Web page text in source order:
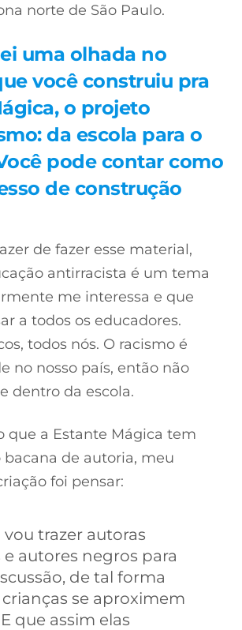
norte de São Paulo.
uma olhada no
você construiu pra
o projeto
da escola para o
pode contar como
de construção
de fazer esse material,
antirracista é um tema
me interessa e que
a todos os educadores.
todos nós. O racismo é
no nosso país, então não
dentro da escola.
que a Estante Mágica tem
bacana de autoria, meu
foi pensar:
vou trazer autoras
e autores negros para
de tal forma
crianças se aproximem
que assim elas